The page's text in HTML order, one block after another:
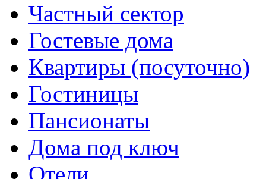
Частный сектор
Гостевые дома
Квартиры (посуточно)
Гостиницы
Пансионаты
Дома под ключ